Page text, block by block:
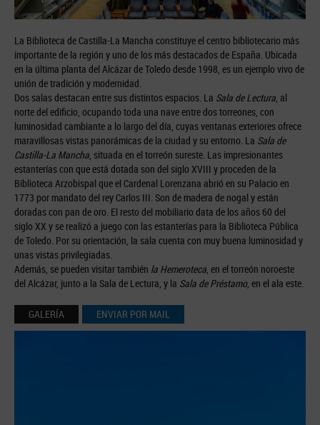
La Biblioteca de Castilla-La Mancha constituye el centro bibliotecario más
importante de la región y uno de los más destacados de España. Ubicada
en la última planta del Alcázar de Toledo desde 1998, es un ejemplo vivo de
unión de tradición y modernidad.
Dos salas destacan entre sus distintos espacios. La Sala de Lectura, al
norte del edificio, ocupando toda una nave entre dos torreones, con
luminosidad cambiante a lo largo del día, cuyas ventanas exteriores ofrece
maravillosas vistas panorámicas de la ciudad y su entorno. La Sala de
Castilla-La Mancha, situada en el torreón sureste. Las impresionantes
estanterías con que está dotada son del siglo XVIII y proceden de la
Biblioteca Arzobispal que el Cardenal Lorenzana abrió en su Palacio en
1773 por mandato del rey Carlos III. Son de madera de nogal y están
doradas con pan de oro. El resto del mobiliario data de los años 60 del
siglo XX y se realizó a juego con las estanterías para la Biblioteca Pública
de Toledo. Por su orientación, la sala cuenta con muy buena luminosidad y
unas vistas privilegiadas.
Además, se pueden visitar también la Hemeroteca, en el torreón noroeste
del Alcázar, junto a la Sala de Lectura, y la Sala de Préstamo, en el ala este.
GALERÍA ENVIAR POR MAIL